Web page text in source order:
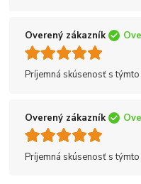
Overený zákazník
Príjemná skúsenosť s
Overený zákazník
Príjemná skúsenosť s